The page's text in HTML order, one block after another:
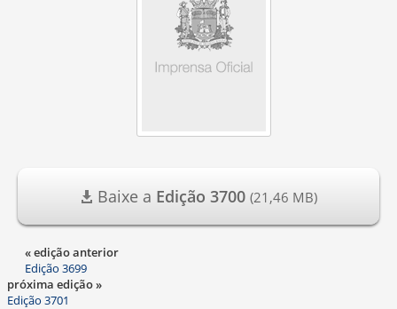
Baixe a Edição 3700 (21,46 MB)
« edição anterior
Edição 3699
próxima edição »
Edição 3701